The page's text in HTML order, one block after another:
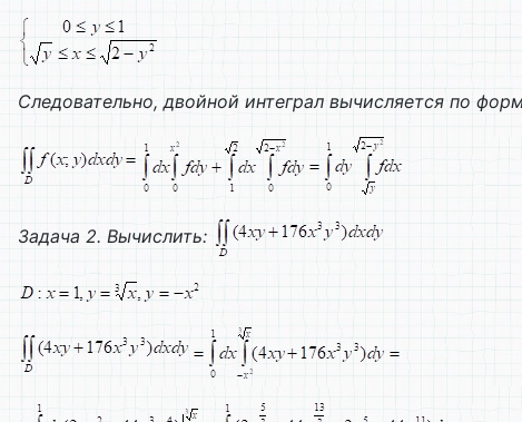
Следовательно, двойной интеграл вычисляется по
Задача 2. Вычислить: